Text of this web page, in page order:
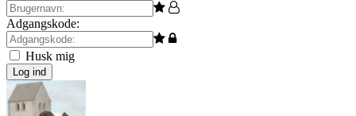
Adgangskode:
Husk mig
Log ind